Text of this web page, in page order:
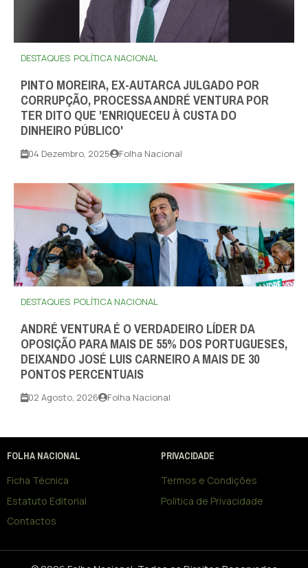
DESTAQUES POLÍTICA NACIONAL
PINTO MOREIRA, EX-AUTARCA JULGADO POR
CORRUPÇÃO, PROCESSA ANDRÉ VENTURA POR
TER DITO QUE 'ENRIQUECEU À CUSTA DO
DINHEIRO PÚBLICO'
04 Dezembro, 2025 Folha Nacional
DESTAQUES POLÍTICA NACIONAL
ANDRÉ VENTURA É O VERDADEIRO LÍDER DA
OPOSIÇÃO PARA MAIS DE 55% DOS PORTUGUESES,
DEIXANDO JOSÉ LUIS CARNEIRO A MAIS DE 30
PONTOS PERCENTUAIS
02 Agosto, 2026 Folha Nacional
FOLHA NACIONAL
Ficha Técnica
Estatuto Editorial
Contactos
PRIVACIDADE
Termos e Condições
Política de Privacidade